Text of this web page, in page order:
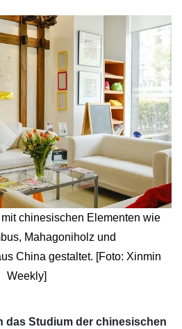
chinesischen Elementen wie
Mahagoniholz und
China gestaltet. [Foto: Xinmin
Weekly]
das Studium der chinesischen